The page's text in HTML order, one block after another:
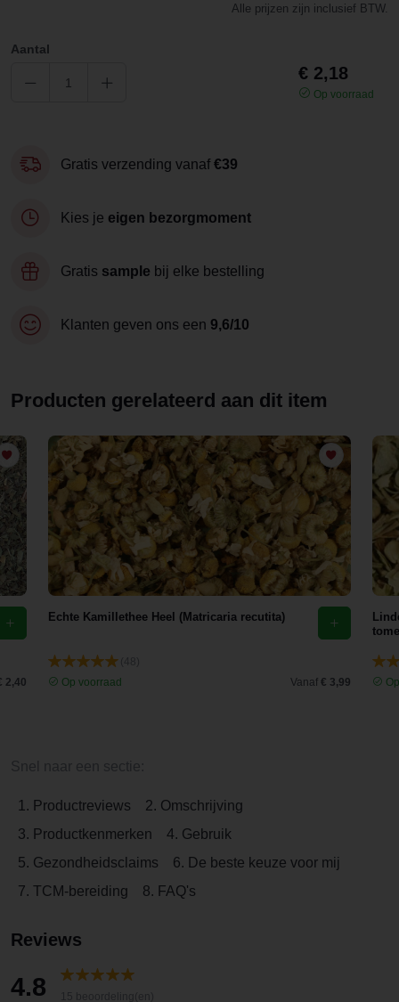
Alle prijzen zijn inclusief BTW.
Aantal
€ 2,18
Op voorraad
Gratis verzending vanaf €39
Kies je eigen bezorgmoment
Gratis sample bij elke bestelling
Klanten geven ons een 9,6/10
Producten gerelateerd aan dit item
2,40
Echte Kamillethee Heel (Matricaria recutita)
Op voorraad
Vanaf € 3,99
1. Productreviews
2. Omschrijving
3. Productkenmerken
4. Gebruik
5. Gezondheidsclaims
6. De beste keuze voor mij
7. TCM-bereiding
8. FAQ's
Reviews
4.8